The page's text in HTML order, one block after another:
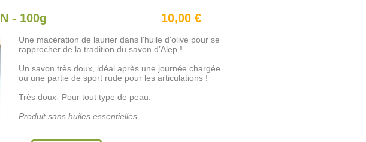
- 100g 10,00 €
Une macération de laurier dans l'huile d'olive pour se
rapprocher de la tradition du savon d’Alep !
Un savon très doux, idéal après une journée chargée
ou une partie de sport rude pour les articulations !
Très doux- Pour tout type de peau.
Produit sans huiles essentielles.